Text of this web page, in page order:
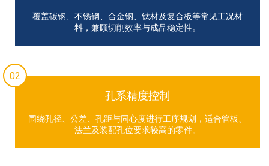
覆盖碳钢、不锈钢、合金钢、钛材及复合板等常见工况材
料，兼顾切削效率与成品稳定性。
02
孔系精度控制
围绕孔径、公差、孔距与同心度进行工序规划，适合管板、
法兰及装配孔位要求较高的零件。